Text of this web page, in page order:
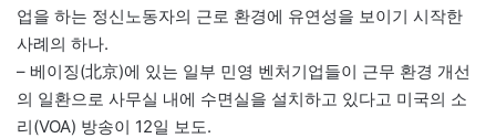
업을 하는 정신노동자의 근로 환경에 유연성을 보이기 시작한
사례의 하나.
– 베이징(北京)에 있는 일부 민영 벤처기업들이 근무 환경 개선
의 일환으로 사무실 내에 수면실을 설치하고 있다고 미국의 소
리(VOA) 방송이 12일 보도.